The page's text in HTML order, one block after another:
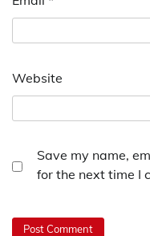
Website
Save my name,
for the next time I